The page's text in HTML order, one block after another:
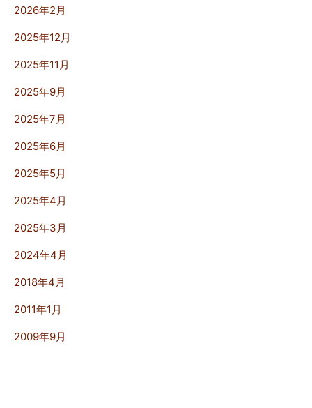
2026年2月
2025年12月
2025年11月
2025年9月
2025年7月
2025年6月
2025年5月
2025年4月
2025年3月
2024年4月
2018年4月
2011年1月
2009年9月